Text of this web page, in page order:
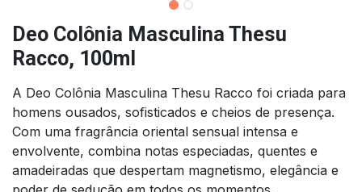
Deo Colônia Masculina Thesu
Racco, 100ml
A Deo Colônia Masculina Thesu Racco foi criada para
homens ousados, sofisticados e cheios de presença.
Com uma fragrância oriental sensual intensa e
envolvente, combina notas especiadas, quentes e
amadeiradas que despertam magnetismo, elegância e